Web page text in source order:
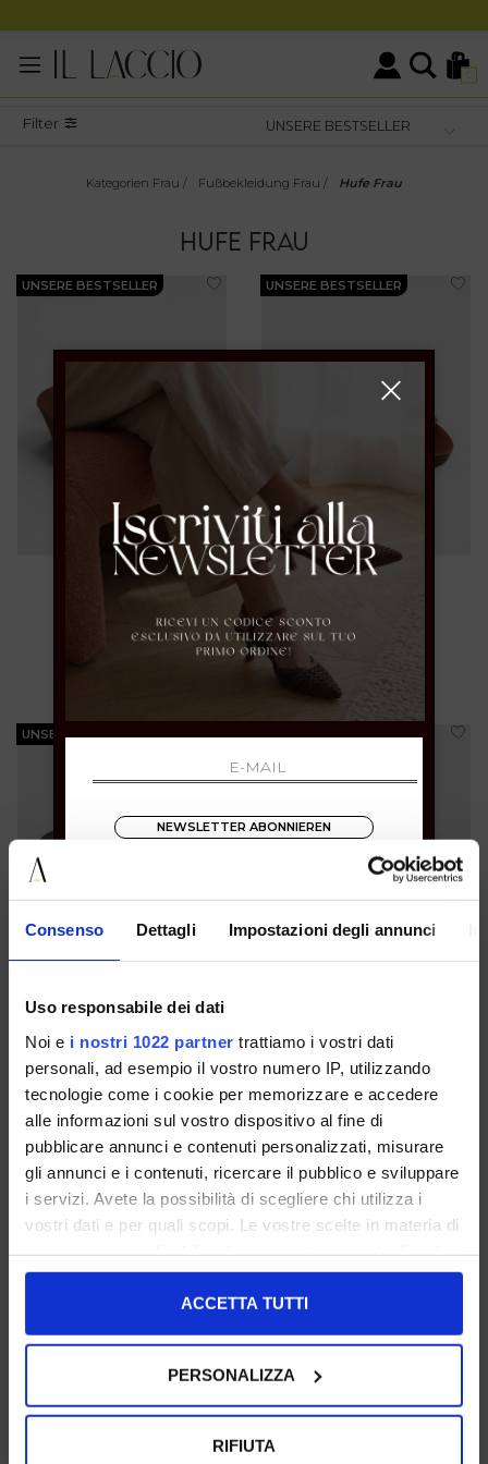
Consenso Dettagli Impostazioni degli annunci
Uso responsabile dei dati
Noi e i nostri 1022 partner trattiamo i vostri dati
personali, ad esempio il vostro numero IP, utilizzando
tecnologie come i cookie per memorizzare e accedere
alle informazioni sul vostro dispositivo al fine di
pubblicare annunci e contenuti personalizzati, misurare
gli annunci e i contenuti, ricercare il pubblico e sviluppare
i servizi. Avete la possibilità di scegliere chi utilizza i
vostri dati e per quali scopi. Le vostre scelte in materia di
in cui avete effettuato le vostre scelte. È possibile
modificare o revocare il proprio consenso in qualsiasi
momento dalla Dichiarazione sui cookie o facendo clic
Con il tuo consenso, vorremmo anche:
raccogliere informazioni sulla tua posizione
ACCETTA TUTTI
PERSONALIZZA
RIFIUTA
0
Filter
Kategorien Frau / Fußbekleidung Frau / Hufe Frau
HUFE FRAU
UNSERE BESTSELLER UNSERE BESTSELLER
€ 69.00
UNSERE BESTSELLER
36 37 38
€ 89.00
UNSERE BESTSELLER
36 37 39
€ 99.00
UNSERE BESTSELLER UNSERE BESTSELLER
NEWSLETTER ABONNIEREN